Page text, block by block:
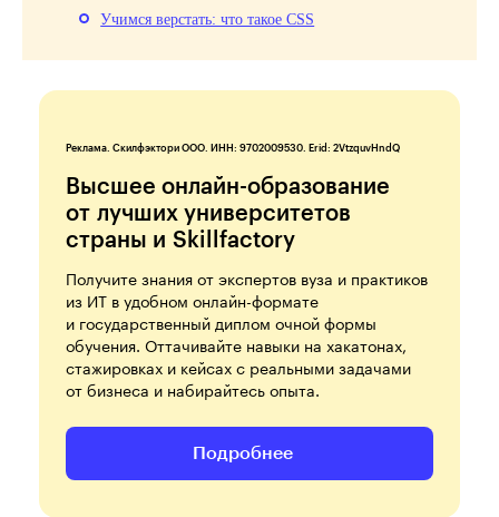
Учимся верстать: что такое CSS
Реклама. Скилфэктори ООО. ИНН: 9702009530. Erid: 2VtzquvHndQ
Высшее онлайн-образование
от лучших университетов
страны и Skillfactory
Получите знания от экспертов вуза и практиков
из ИТ в удобном онлайн-формате
и государственный диплом очной формы
обучения. Оттачивайте навыки на хакатонах,
стажировках и кейсах с реальными задачами
от бизнеса и набирайтесь опыта.
Подробнее